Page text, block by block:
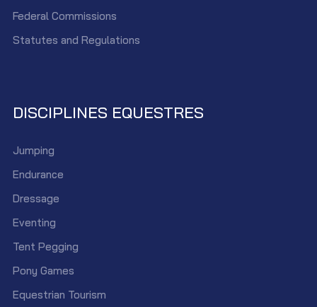
Federal Commissions
Statutes and Regulations
DISCIPLINES EQUESTRES
Jumping
Endurance
Dressage
Eventing
Tent Pegging
Pony Games
Equestrian Tourism